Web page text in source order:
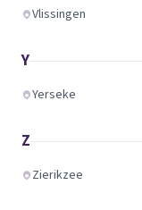
Vlissingen
Y
Yerseke
Z
Zierikzee